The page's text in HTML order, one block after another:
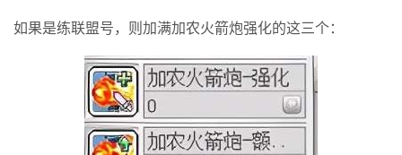
如果是练联盟号，则加满加农火箭炮强化的这三个：